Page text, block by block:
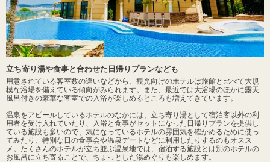
立ち寄り湯や食事と合わせた日帰りプランなども
用意されている客室数の違いなどから、観光向けのホテルは旅館と比べて大規
模な浴場を備えている傾向がみられます。また、最近では大浴場のほかに露天
風呂付きの豪華な客室での入浴が楽しめるところも増えてきています。
温泉をアピールしているホテルのなかには、立ち寄り湯として宿泊客以外の利
用者を受け入れていたり、入浴と食事がセットになった日帰りプランを提供し
ている施設も多いので、気になっているホテルの雰囲気を確かめるために使っ
てみたり、特別な日の食事会や温泉デートなどに利用したりするのもオスス
メ。たくさんのホテルが立ち並ぶ温泉地では、宿泊する施設とは別のホテルの
お風呂に立ち寄ることで、ちょっとした湯めぐりも楽しめます。